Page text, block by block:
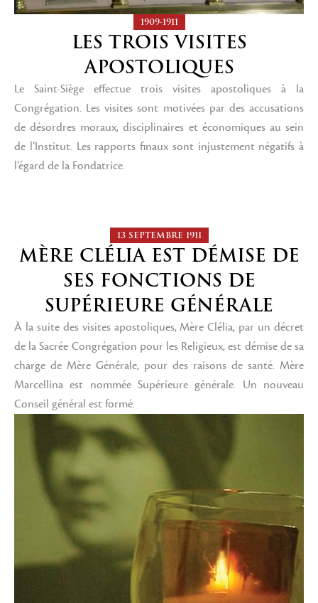
1909-1911
LES TROIS VISITES
APOSTOLIQUES
Le Saint-Siège effectue trois visites apostoliques à la
Congrégation. Les visites sont motivées par des accusations
de désordres moraux, disciplinaires et économiques au sein
de l’Institut. Les rapports finaux sont injustement négatifs à
l’égard de la Fondatrice.
13 SEPTEMBRE 1911
MÈRE CLÉLIA EST DÉMISE DE
SES FONCTIONS DE
SUPÉRIEURE GÉNÉRALE
À la suite des visites apostoliques, Mère Clélia, par un décret
de la Sacrée Congrégation pour les Religieux, est démise de sa
charge de Mère Générale, pour des raisons de santé. Mère
Marcellina est nommée Supérieure générale. Un nouveau
Conseil général est formé.